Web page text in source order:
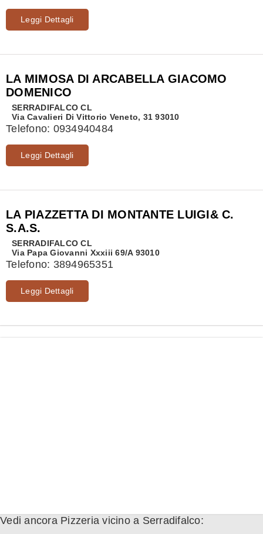
Leggi Dettagli
LA MIMOSA DI ARCABELLA GIACOMO
DOMENICO
SERRADIFALCO CL
Via Cavalieri Di Vittorio Veneto, 31 93010
Telefono: 0934940484
Leggi Dettagli
LA PIAZZETTA DI MONTANTE LUIGI& C.
S.A.S.
SERRADIFALCO CL
Via Papa Giovanni Xxxiii 69/A 93010
Telefono: 3894965351
Leggi Dettagli
Vedi ancora Pizzeria vicino a Serradifalco: